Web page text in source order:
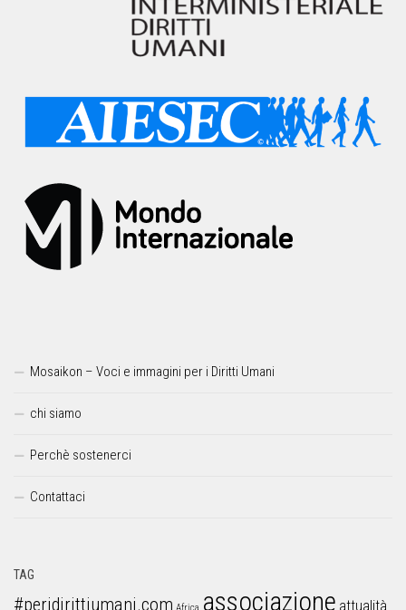
Mosaikon – Voci e immagini per i Diritti Umani
chi siamo
Perchè sostenerci
Contattaci
TAG
#peridirittiumani.com associazione attualità